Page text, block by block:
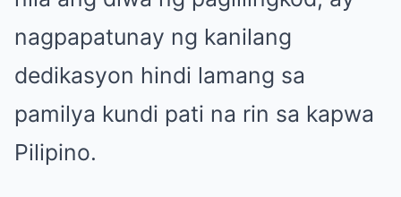
nagpapatunay ng kanilang
dedikasyon hindi lamang sa
pamilya kundi pati na rin sa kapwa
Pilipino.